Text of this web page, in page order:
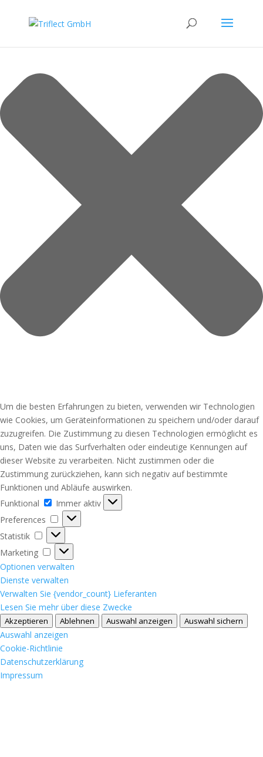
Um die besten Erfahrungen zu bieten, verwenden wir Technologien
wie Cookies, um Geräteinformationen zu speichern und/oder darauf
zuzugreifen. Die Zustimmung zu diesen Technologien ermöglicht es
uns, Daten wie das Surfverhalten oder eindeutige Kennungen auf
dieser Website zu verarbeiten. Nicht zustimmen oder die
Zustimmung zurückziehen, kann sich negativ auf bestimmte
Funktionen und Abläufe auswirken.
Funktional
Funktional
Immer aktiv
Preferences
Preferences
Statistik
Statistik
Marketing
Marketing
Optionen verwalten
Dienste verwalten
Verwalten Sie {vendor_count} Lieferanten
Lesen Sie mehr über diese Zwecke
Akzeptieren Ablehnen Auswahl anzeigen Auswahl sichern
Auswahl anzeigen
Cookie-Richtlinie
Datenschutzerklärung
Impressum